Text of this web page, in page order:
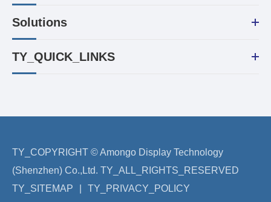
Solutions
TY_QUICK_LINKS
TY_COPYRIGHT ©Amongo Display Technology
(Shenzhen) Co.,Ltd. TY_ALL_RIGHTS_RESERVED
TY_SITEMAP
TY_PRIVACY_POLICY